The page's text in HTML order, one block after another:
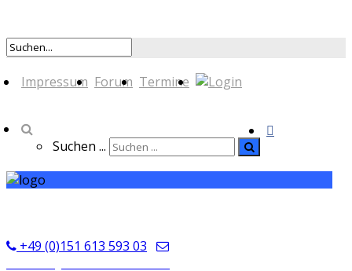
Impressum Forum Termine
Suchen ...
+49 (0)151 613 593 03